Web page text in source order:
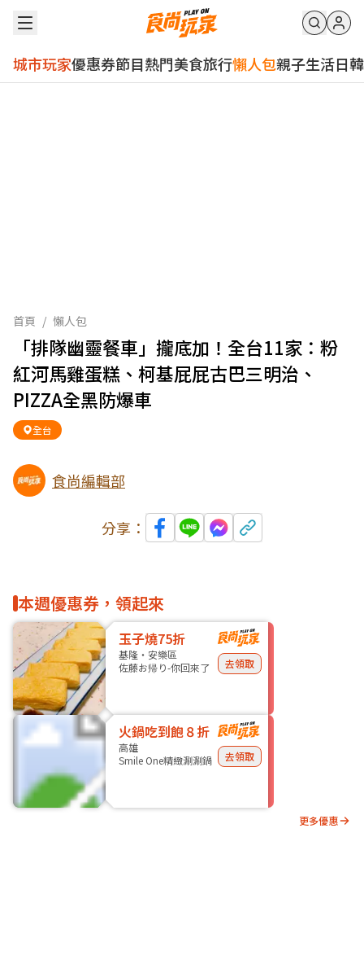
城市玩家優惠券節目熱門美食旅行懶人包親子生活日韓
首頁 / 懶人包
「排隊幽靈餐車」攏底加！全台11家：粉
紅河馬雞蛋糕、柯基屁屁古巴三明治、
PIZZA全黑防爆車
全台
食尚編輯部
分享：
本週優惠券，領起來
玉子燒75折
基隆・安樂區
佐藤お帰り-你回來了
去領取
火鍋吃到飽８折
高雄
Smile One精緻涮涮鍋
去領取
更多優惠